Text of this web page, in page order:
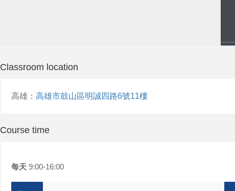
Classroom location
高雄： 高雄市鼓山區明誠四路6號11樓
Course time
每天 9:00-16:00